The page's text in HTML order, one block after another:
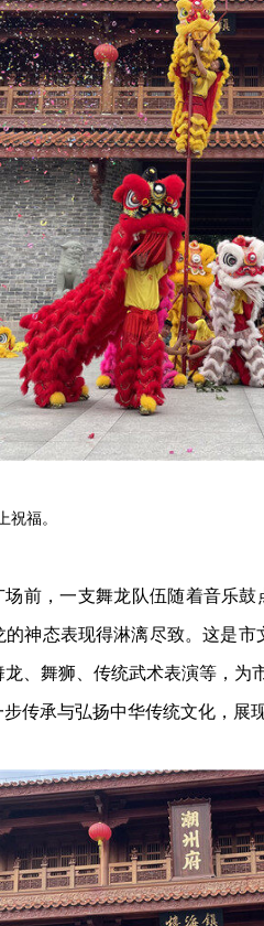
祝福。
前，一支舞龙队伍随着音乐
神态表现得淋漓尽致。这是
、舞狮、传统武术表演等，为
传承与弘扬中华传统文化，展